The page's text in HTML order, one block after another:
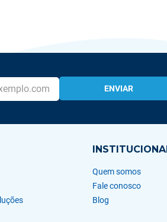
ENVIAR
Quem somos
Fale conosco
Blog